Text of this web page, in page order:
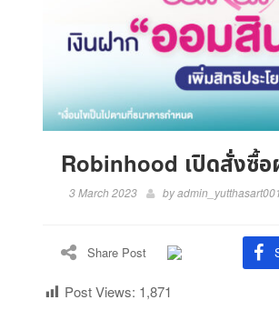
Robinhood เปิดสั่งซื้
3 March 2023 by
Share Post
Post Views: 1,871